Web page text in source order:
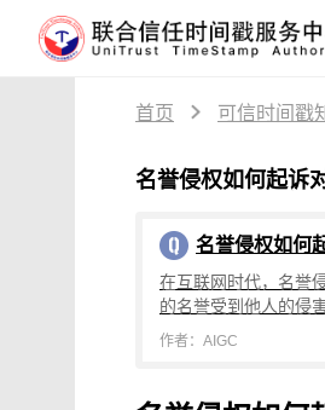
首页 可信时间戳
名誉侵权如何起诉
在互联网时代，名誉
的名誉受到他人的侵
对方成为重要的问题
作者：AIGC